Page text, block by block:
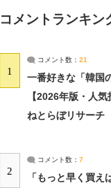
コメントランキン
1
コメント数： 21
一番好きな「韓国
【2026年版・人
ねとらぼリサーチ
2
コメント数： 7
「もっと早く買